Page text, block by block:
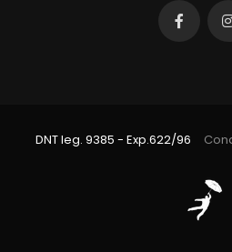
DNT leg. 9385 - Exp.622/96